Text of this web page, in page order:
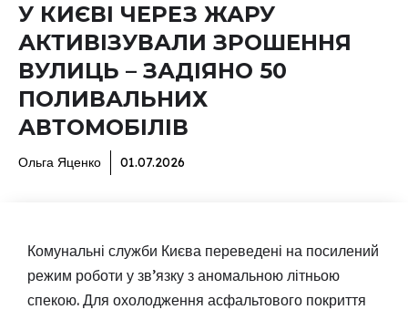
У КИЄВІ ЧЕРЕЗ ЖАРУ
АКТИВІЗУВАЛИ ЗРОШЕННЯ
ВУЛИЦЬ – ЗАДІЯНО 50
ПОЛИВАЛЬНИХ
АВТОМОБІЛІВ
Ольга Яценко 01.07.2026
Комунальні служби Києва переведені на посилений
режим роботи у зв’язку з аномальною літньою
спекою. Для охолодження асфальтового покриття